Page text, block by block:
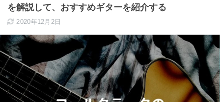
を解説して、おすすめギターを紹介する
2020年12月2日